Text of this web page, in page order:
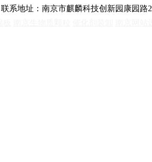
联系地址：南京市麒麟科技创新园康园